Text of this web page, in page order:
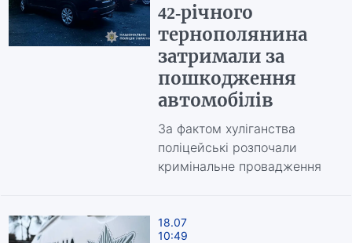
42-річного
тернополянина
затримали за
пошкодження
автомобілів
За фактом хуліганства
поліцейські розпочали
кримінальне провадження
18.07
10:49